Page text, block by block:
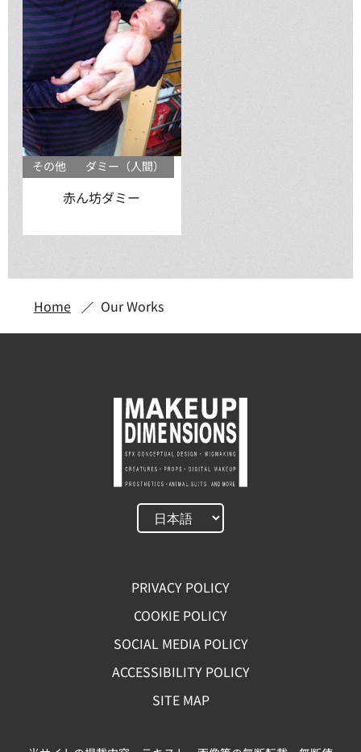
その他 ダミー（人間）
赤ん坊ダミー
Home Our Works
PRIVACY POLICY
COOKIE POLICY
SOCIAL MEDIA POLICY
ACCESSIBILITY POLICY
SITE MAP